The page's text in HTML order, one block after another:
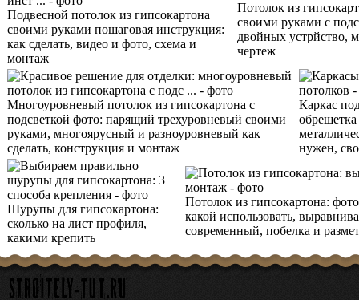
Подвесной потолок из гипсокартона
своими руками пошаговая инструкция:
как сделать, видео и фото, схема и
монтаж
Потолок из
своими руками с
двойных устрйство,
чертеж
Многоуровневый потолок из гипсокартона с
подсветкой фото: парящий трехуровневый своими
руками, многоярусный и разноуровневый как
сделать, конструкция и монтаж
Каркас
нужен,
Шурупы для гипсокартона:
сколько на лист профиля,
какими крепить
Потолок из гипсокартона:
какой использовать,
современный, побелка и